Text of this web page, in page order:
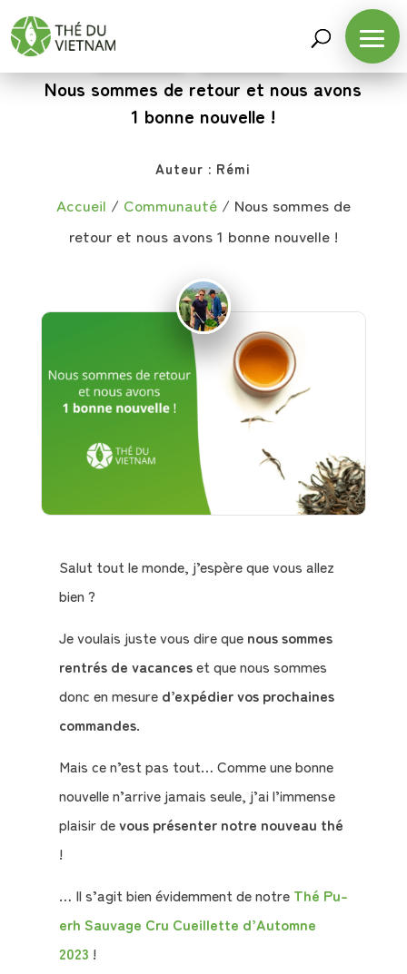
Nous sommes de retour et nous avons
1 bonne nouvelle !
Auteur : Rémi
Accueil / Communauté/ Nous sommes de
retour et nous avons 1 bonne nouvelle !
Salut tout le monde, j’espère que vous allez
bien ?
Je voulais juste vous dire que nous sommes
rentrés de vacanceset que nous sommes
donc en mesure d’expédier vos prochaines
commandes.
Mais ce n’est pas tout… Comme une bonne
nouvelle n’arrive jamais seule, j’ai l’immense
plaisir devous présenter notre nouveau thé
!
… Il s’agit bien évidemment de notre Thé Pu-
erh Sauvage Cru Cueillette d’Automne
2023 !